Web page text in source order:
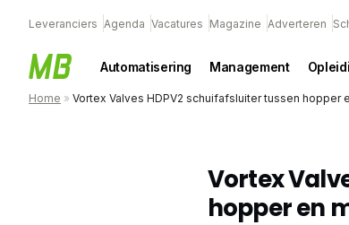
Leveranciers Agenda Vacatures Magazine Adverteren
Automatisering Management
Home » Vortex Valves HDPV2 schuifafsluiter tussen hopper
Vortex
hopper en